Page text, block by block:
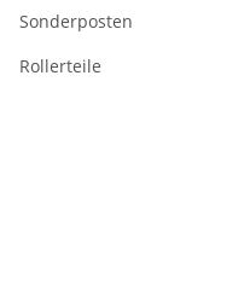
Sonderposten
Rollerteile